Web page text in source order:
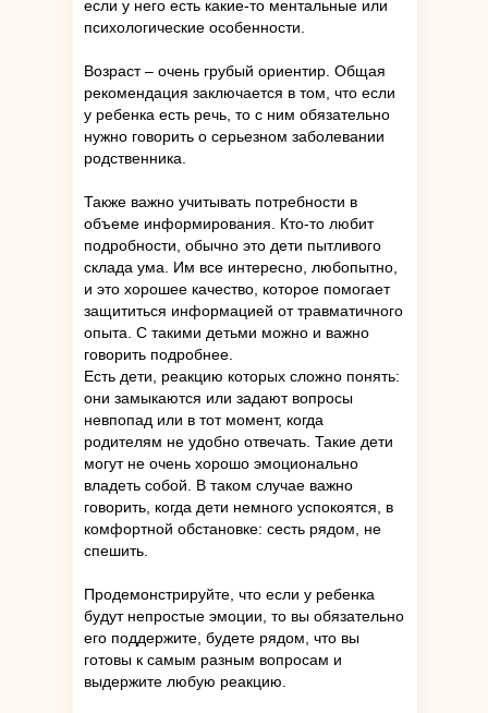
если у него есть какие-то ментальные или
психологические особенности.
Возраст – очень грубый ориентир. Общая
рекомендация заключается в том, что если
у ребенка есть речь, то с ним обязательно
нужно говорить о серьезном заболевании
родственника.
Также важно учитывать потребности в
объеме информирования. Кто-то любит
подробности, обычно это дети пытливого
склада ума. Им все интересно, любопытно,
и это хорошее качество, которое помогает
защититься информацией от травматичного
опыта. С такими детьми можно и важно
говорить подробнее.
Есть дети, реакцию которых сложно понять:
они замыкаются или задают вопросы
невпопад или в тот момент, когда
родителям не удобно отвечать. Такие дети
могут не очень хорошо эмоционально
владеть собой. В таком случае важно
говорить, когда дети немного успокоятся, в
комфортной обстановке: сесть рядом, не
спешить.
Продемонстрируйте, что если у ребенка
будут непростые эмоции, то вы обязательно
его поддержите, будете рядом, что вы
готовы к самым разным вопросам и
выдержите любую реакцию.